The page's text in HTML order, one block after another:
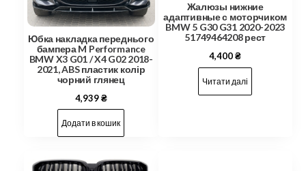
Юбка накладка переднього
бампера M Performance
BMW X3 G01 / X4 G02 2018-
2021, ABS пластик колір
чорний глянец
4,939₴
Додати в кошик
Жалюзы нижние
адаптивные с моторчиком
BMW 5 G30 G31 2020-2023
51749464208 рест
4,400₴
Читати далі